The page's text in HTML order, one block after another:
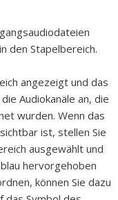
den Stapelbereich.
angezeigt und das
Audiokanäle an, die
wurden. Wenn das
ist, stellen Sie
ausgewählt und
blau hervorgehoben
können Sie dazu